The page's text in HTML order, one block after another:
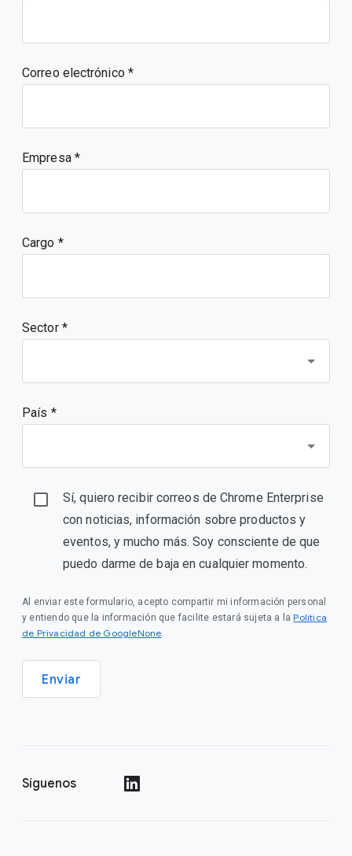
Correo electrónico
Empresa
Cargo
Sector *
País *
Sí, quiero recibir correos de Chrome Enterprise
con noticias, información sobre productos y
eventos, y mucho más. Soy consciente de que
puedo darme de baja en cualquier momento.
Al enviar este formulario, acepto compartir mi información personal
y entiendo que la información que facilite estará sujeta a la Política
de Privacidad de GoogleNone.
Enviar
Síguenos